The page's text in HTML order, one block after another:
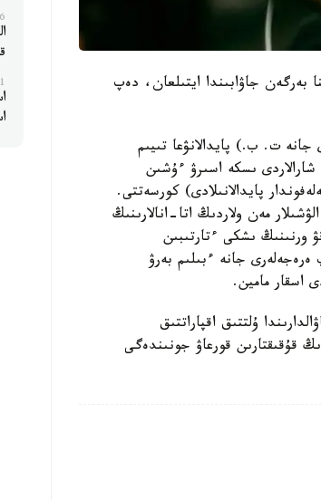
بەرگەن جاۋابىندا ايتىلعان، دەپ
جانە ت. ب.) پايدالانۋعا تىيىم
ىسكە اسىرۋ ءۇشىن
كادىمگى كنوپكالى تەلەفوندار پايدالانىلادى) كورسەتتى.
مەن ولاردىڭ اتا-انالارىنىڭ
ورنىنىڭ ىشكى ءتارتىبىن
ەرەجەلەرى جانە ءبىلىم بەرۋ
اسقار مامين.
ۇلتتىق اقپاراتتىق
قۇقىقتارىن قورعاۋ جونىندەگى